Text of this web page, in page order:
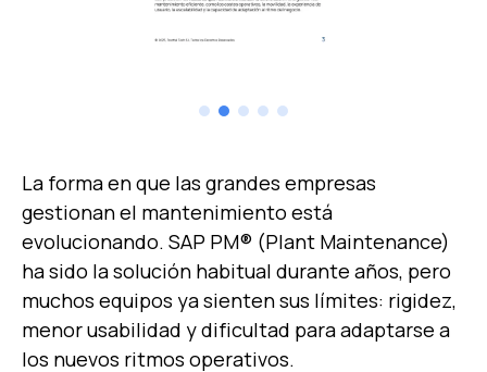
La forma en que las grandes empresas
gestionan el mantenimiento está
evolucionando. SAP PM® (Plant Maintenance)
ha sido la solución habitual durante años, pero
muchos equipos ya sienten sus límites: rigidez,
menor usabilidad y dificultad para adaptarse a
los nuevos ritmos operativos.